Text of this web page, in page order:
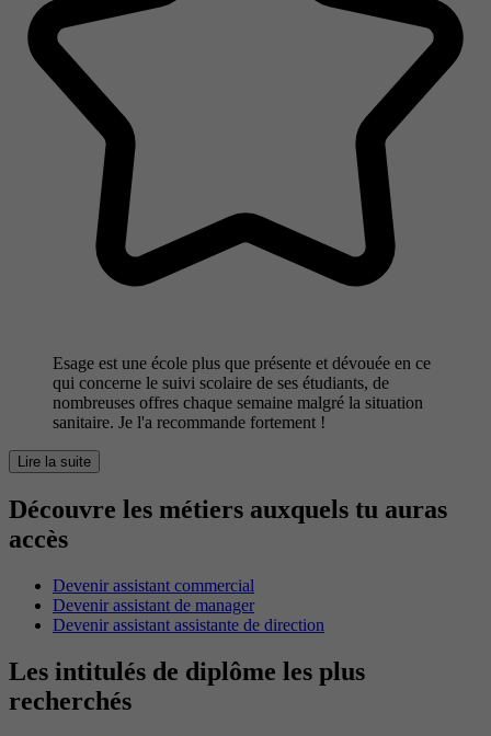
Esage est une école plus que présente et dévouée en ce
qui concerne le suivi scolaire de ses étudiants, de
nombreuses offres chaque semaine malgré la situation
sanitaire. Je l'a recommande fortement !
Lire la suite
Découvre les métiers auxquels tu auras
accès
Devenir assistant commercial
Devenir assistant de manager
Devenir assistant assistante de direction
Les intitulés de diplôme les plus
recherchés